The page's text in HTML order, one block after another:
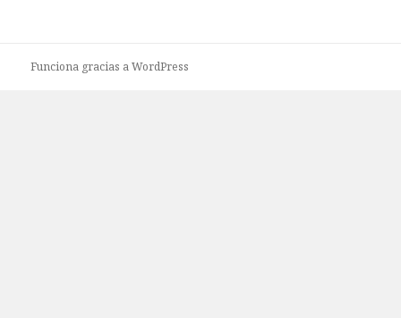
Funciona gracias a WordPress